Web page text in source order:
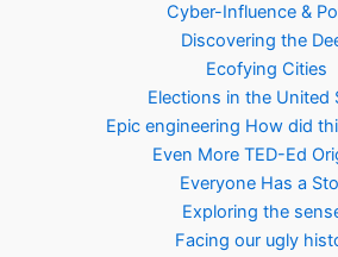
Cyber-Influence &
Discovering the
Ecofying Cities
Elections in the United
Epic engineering How did
Even More TED-Ed
Everyone Has a
Exploring the
Facing our ugly